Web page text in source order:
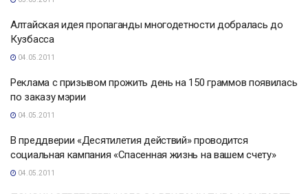
Алтайская идея пропаганды многодетности добралась до
Кузбасса
04.05.2011
Реклама с призывом прожить день на 150 граммов появилась
по заказу мэрии
04.05.2011
В преддверии «Десятилетия действий» проводится
социальная кампания «Спасенная жизнь на вашем счету»
04.05.2011